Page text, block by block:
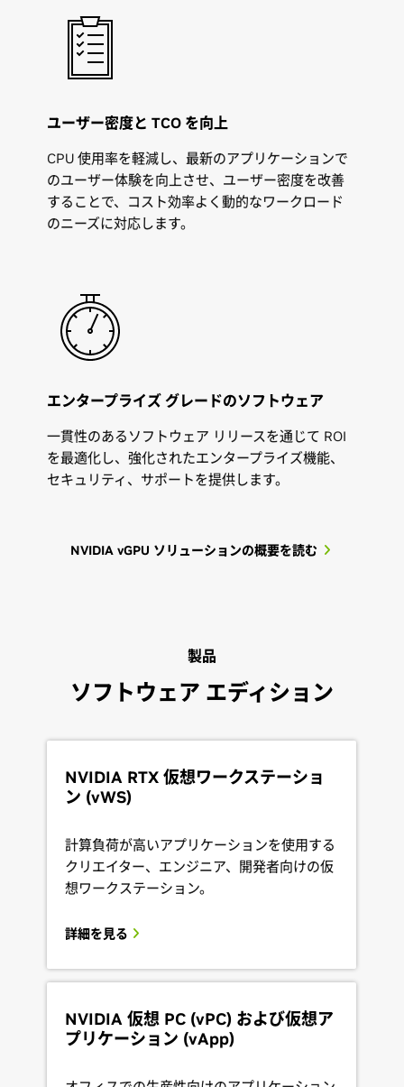
ユーザー密度と TCO を向上
CPU 使用率を軽減し、最新のアプリケーションで
のユーザー体験を向上させ、ユーザー密度を改善
することで、コスト効率よく動的なワークロード
のニーズに対応します。
エンタープライズ グレードのソフトウェア
一貫性のあるソフトウェア リリースを通じて ROI
を最適化し、強化されたエンタープライズ機能、
セキュリティ、サポートを提供します。
NVIDIA vGPU ソリューションの概要を読む
製品
ソフトウェア エディション
NVIDIA RTX 仮想ワークステーショ
ン (vWS)
計算負荷が高いアプリケーションを使用する
クリエイター、エンジニア、開発者向けの仮
想ワークステーション。
詳細を見る
NVIDIA 仮想 PC (vPC) および仮想ア
プリケーション (vApp)